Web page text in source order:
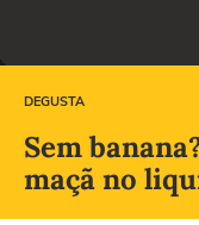
DEGUSTA
Sem
maçã no